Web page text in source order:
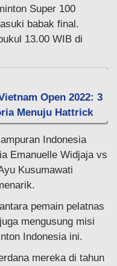
Super 100
babak final.
13.00 WIB di
Open 2022: 3
Menuju Hattrick
Indonesia
Emanuelle Widjaja vs
Kusumawati
pemain pelatnas
mengusung misi
Indonesia ini.
mereka di tahun